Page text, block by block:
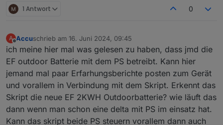
Ladegeschwindigkeit sein. Auch wenn ich diesen
zugeben.
Da wenn ich den gleichen Wert ecoflow-
mqtt.0.xxxxx.inv.cfgSlowChgWatts ändere, ist
Probleme.
danke für die hilfe.
1 Antwort 0
A
Offline
Accuschrieb am 16. Juni 2024, 09:45
zuletzt editiert von
ich meine hier mal was gelesen zu haben, dass jmd die
EF outdoor Batterie mit dem PS betreibt. Kann hier
jemand mal paar Erfarhungsberichte posten zum Gerät
und vorallem in Verbindung mit dem Skript. Erkennt das
Skript die neue EF 2KWH Outdoorbatterie? wie läuft das
dann wenn man schon eine delta mit PS im einsatz hat.
Kann das skript beide PS steuern vorallem dann auch